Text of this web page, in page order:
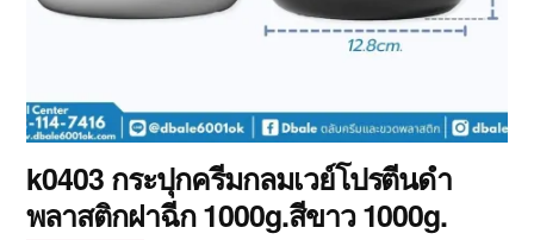
k0403 กระปุกครีมกลมเวย์โปรตีนดำ
พลาสติกฝาฉีก 1000g.สีขาว 1000g.